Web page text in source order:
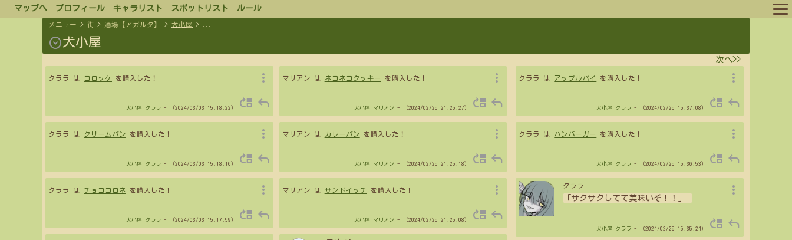
マップへ プロフィール キャラリスト スポットリスト ルール
ログアウト
メニュー > 街 > 酒場【アガルタ】 > 犬小屋 >
expand_circle_down犬小屋
次へ>>
クララ は コロッケ を購入した！ more_vert
犬小屋 クララ- （2024/03/03 15:18:22） move_up reply
クララ は クリームパン を購入した！ more_vert
犬小屋 クララ- （2024/03/03 15:18:16） move_up reply
クララ は チョココロネ を購入した！ more_vert
犬小屋 クララ- （2024/03/03 15:17:59） move_up reply
マリアン は ネコネコクッキー を購入した！ more_vert
犬小屋 マリアン - （2024/02/25 21:25:27） move_up reply
マリアン は カレーパン を購入した！ more_vert
犬小屋 マリアン - （2024/02/25 21:25:18） move_up reply
マリアン は サンドイッチ を購入した！ more_vert
犬小屋 マリアン - （2024/02/25 21:25:08） move_up reply
クララ は アップルパイ を購入した！ more_vert
犬小屋 クララ- （2024/02/25 15:37:08） move_up reply
クララ は ハンバーガー を購入した！ more_vert
犬小屋 クララ- （2024/02/25 15:36:53） move_up reply
クララ
「サクサクしてて美味いぞ！！」 more_vert
犬小屋 クララ- （2024/02/25 15:35:24） move_up reply